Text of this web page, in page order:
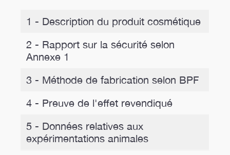
1 - Description du produit cosmétique
2 - Rapport sur la sécurité selon
Annexe 1
3 - Méthode de fabrication selon BPF
4 - Preuve de l'effet revendiqué
5 - Données relatives aux
expérimentations animales